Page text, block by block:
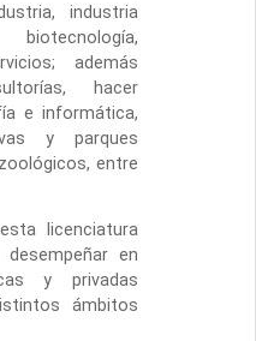
industria
además
hacer
e informática,
y parques
entre
licenciatura
en
y privadas
ámbitos